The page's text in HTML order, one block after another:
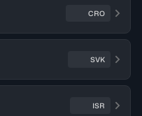
CRO
SVK
ISR